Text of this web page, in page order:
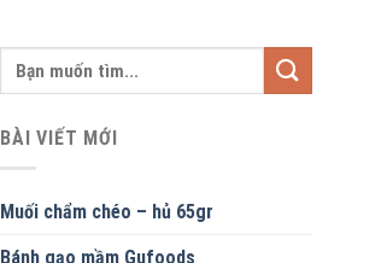
BÀI VIẾT MỚI
Muối chẩm chéo – hủ 65gr
Bánh gạo mầm Gufoods